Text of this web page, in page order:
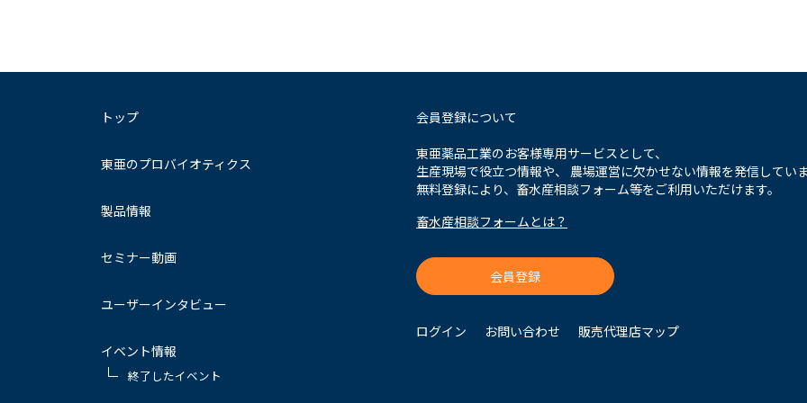
トップ
東亜のプロバイオティクス
製品情報
セミナー動画
ユーザーインタビュー
イベント情報
終了したイベント
会員登録について
東亜薬品工業のお客様専用サービスとして、
生産現場で役立つ情報や、 農場運営に欠かせない情報を発信してい
無料登録により、畜水産相談フォーム等をご利用いただけます。
畜水産相談フォームとは？
会員登録
ログイン お問い合わせ 販売代理店マップ